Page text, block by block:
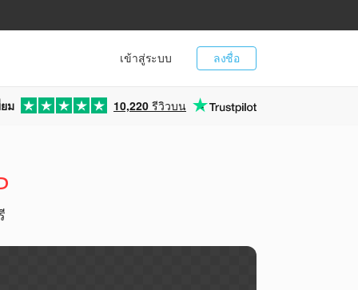
ลงชื่อ
เข้าสู่ระบบ
ม 10,220 รีวิวบน